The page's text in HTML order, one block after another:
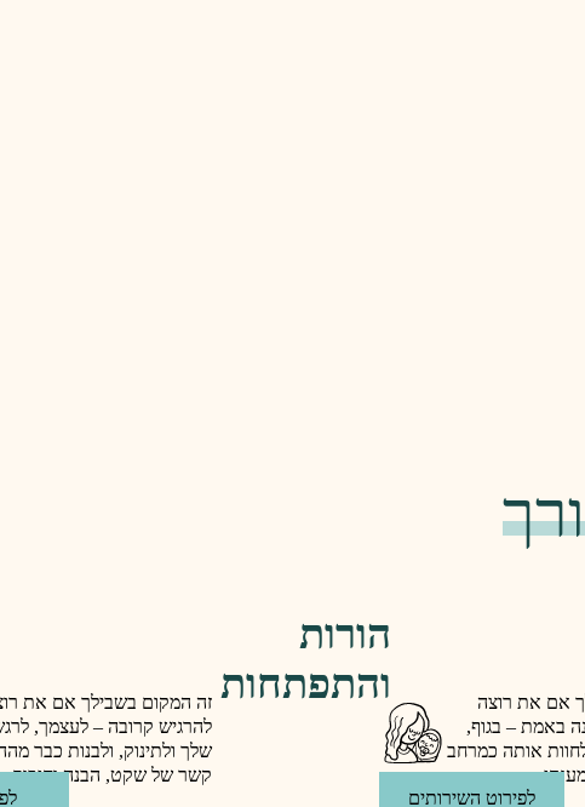
אם את רוצה
באמת – בגוף,
אותה כמרחב
לפירוט השירותים
הורות
והתפתחות זה המקום בשבילך אם את
להרגיש קרובה – לעצמך,
שלך ולתינוק, ולבנות כבר
קשר של שקט, הבנה וחיבור.